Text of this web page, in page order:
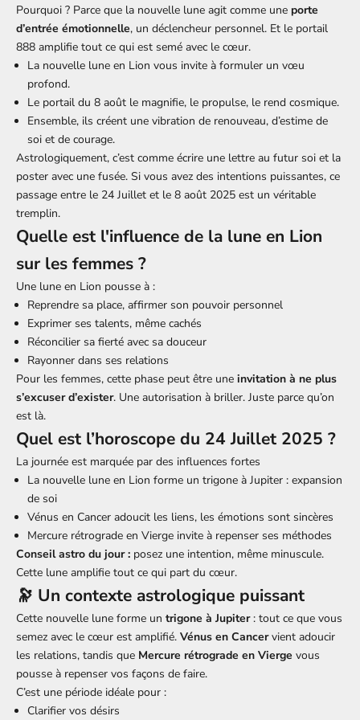
Pourquoi ? Parce que la nouvelle lune agit comme une porte
d’entrée émotionnelle, un déclencheur personnel. Et le portail
888 amplifie tout ce qui est semé avec le cœur.
La nouvelle lune en Lion vous invite à formuler un vœu
profond.
Le portail du 8 août le magnifie, le propulse, le rend cosmique.
Ensemble, ils créent une vibration de renouveau, d’estime de
soi et de courage.
Astrologiquement, c’est comme écrire une lettre au futur soi et la
poster avec une fusée. Si vous avez des intentions puissantes, ce
passage entre le 24 Juillet et le 8 août 2025 est un véritable
tremplin.
Quelle est l'influence de la lune en Lion
sur les femmes ?
Une lune en Lion pousse à :
Reprendre sa place, affirmer son pouvoir personnel
Exprimer ses talents, même cachés
Réconcilier sa fierté avec sa douceur
Rayonner dans ses relations
Pour les femmes, cette phase peut être une invitation à ne plus
s’excuser d’exister. Une autorisation à briller. Juste parce qu’on
est là.
Quel est l’horoscope du 24 Juillet 2025 ?
La journée est marquée par des influences fortes
La nouvelle lune en Lion forme un trigone à Jupiter : expansion
de soi
Vénus en Cancer adoucit les liens, les émotions sont sincères
Mercure rétrograde en Vierge invite à repenser ses méthodes
Conseil astro du jour : posez une intention, même minuscule.
Cette lune amplifie tout ce qui part du cœur.
🔭 Un contexte astrologique puissant
Cette nouvelle lune forme un trigone à Jupiter: tout ce que vous
semez avec le cœur est amplifié. Vénus en Cancervient adoucir
les relations, tandis que Mercure rétrograde en Vierge vous
pousse à repenser vos façons de faire.
C’est une période idéale pour :
Clarifier vos désirs